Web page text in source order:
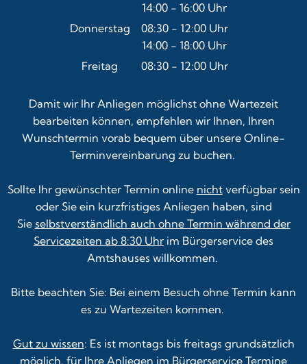
Von 08:30 bis 12:00 Uhr
14:00 - 16:00 Uhr
Von 14:00 bis 16:00 Uhr
Donnerstag 08:30- 12:00Uhr
Von 08:30 bis 12:00 Uhr
14:00 - 18:00 Uhr
Von 14:00 bis 18:00 Uhr
Freitag 08:30- 12:00Uhr
Damit wir Ihr Anliegen möglichst ohne Wartezeit
bearbeiten können, empfehlen wir Ihnen, Ihren
Wunschtermin vorab bequem über unsere Online-
Terminvereinbarung zu buchen.
Sollte Ihr gewünschter Termin online nichtverfügbar sein
oder Sie ein kurzfristiges Anliegen haben, sind
Sie selbstverständlich auch ohne Termin während der
Servicezeiten ab 8:30 Uhr im Bürgerservice des
Amtshauses willkommen.
Bitte beachten Sie: Bei einem Besuch ohne Termin kann
es zu Wartezeiten kommen.
Gut zu wissen: Es ist montags bis freitags grundsätzlich
möglich, für Ihre Anliegen im Bürgerservice Termine